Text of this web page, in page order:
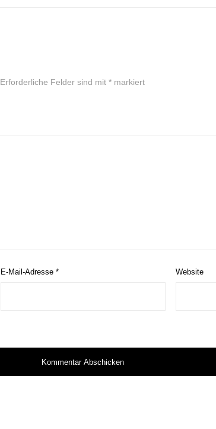
Erforderliche Felder sind mit* markiert
E-Mail-Adresse * Website